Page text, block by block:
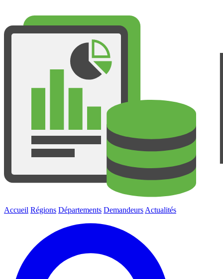
Accueil Régions Départements Demandeurs Actualités